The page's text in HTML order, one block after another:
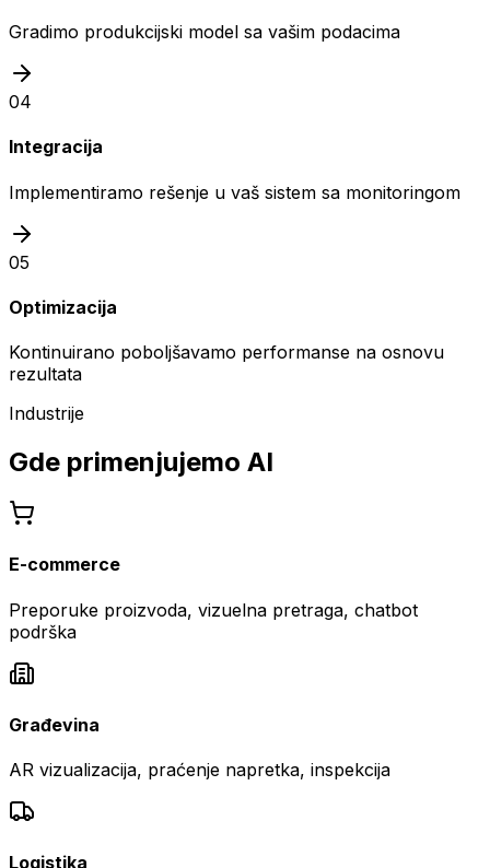
Gradimo produkcijski model sa vašim podacima
04
Integracija
Implementiramo rešenje u vaš sistem sa monitoringom
05
Optimizacija
Kontinuirano poboljšavamo performanse na osnovu
rezultata
Industrije
Gde primenjujemo AI
E-commerce
Preporuke proizvoda, vizuelna pretraga, chatbot
podrška
Građevina
AR vizualizacija, praćenje napretka, inspekcija
Logistika